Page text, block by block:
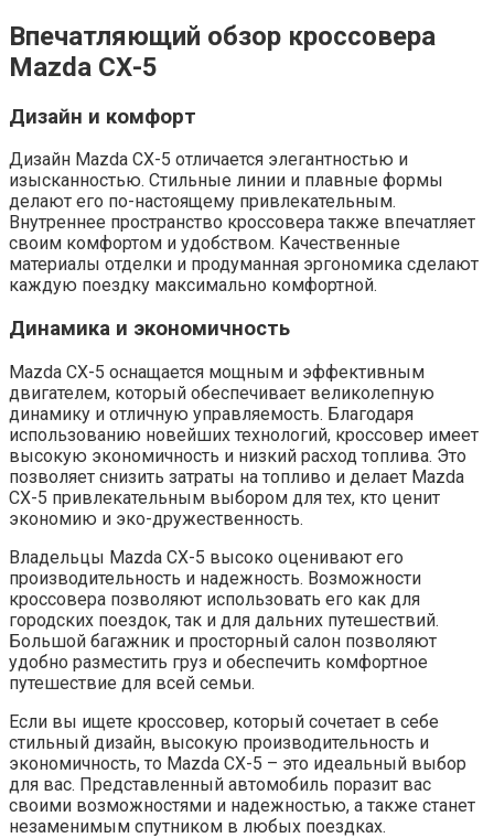
Впечатляющий обзор кроссовера
Mazda СХ-5
Дизайн и комфорт
Дизайн Mazda СХ-5 отличается элегантностью и
изысканностью. Стильные линии и плавные формы
делают его по-настоящему привлекательным.
Внутреннее пространство кроссовера также впечатляет
своим комфортом и удобством. Качественные
материалы отделки и продуманная эргономика сделают
каждую поездку максимально комфортной.
Динамика и экономичность
Mazda СХ-5 оснащается мощным и эффективным
двигателем, который обеспечивает великолепную
динамику и отличную управляемость. Благодаря
использованию новейших технологий, кроссовер имеет
высокую экономичность и низкий расход топлива. Это
позволяет снизить затраты на топливо и делает Mazda
СХ-5 привлекательным выбором для тех, кто ценит
экономию и эко-дружественность.
Владельцы Mazda СХ-5 высоко оценивают его
производительность и надежность. Возможности
кроссовера позволяют использовать его как для
городских поездок, так и для дальних путешествий.
Большой багажник и просторный салон позволяют
удобно разместить груз и обеспечить комфортное
путешествие для всей семьи.
Если вы ищете кроссовер, который сочетает в себе
стильный дизайн, высокую производительность и
экономичность, то Mazda СХ-5 – это идеальный выбор
для вас. Представленный автомобиль поразит вас
своими возможностями и надежностью, а также станет
незаменимым спутником в любых поездках.